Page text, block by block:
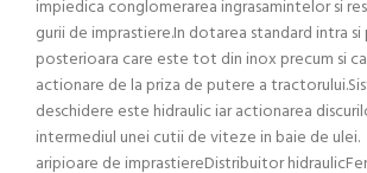
impiedica conglomerarea ingrasamintelor si
gurii de imprastiere.In dotarea standard intra
posterioara care este tot din inox precum si
actionare de la priza de putere a
deschidere este hidraulic iar actionarea
intermediul unei cutii de viteze in baie de ulei.
aripioare de imprastiereDistribuitor